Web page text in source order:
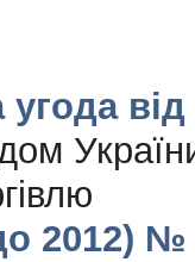
2012) №